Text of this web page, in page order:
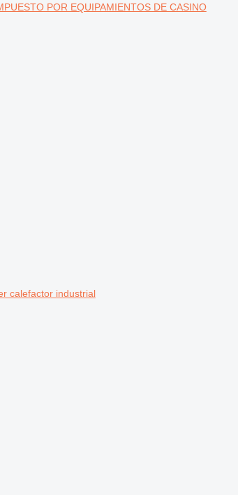
POR EQUIPAMIENTOS DE CASINO
calefactor industrial